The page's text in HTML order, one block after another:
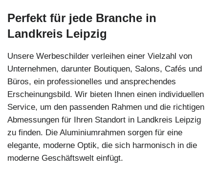
Perfekt für jede Branche in
Landkreis Leipzig
Unsere Werbeschilder verleihen einer Vielzahl von
Unternehmen, darunter Boutiquen, Salons, Cafés und
Büros, ein professionelles und ansprechendes
Erscheinungsbild. Wir bieten Ihnen einen individuellen
Service, um den passenden Rahmen und die richtigen
Abmessungen für Ihren Standort in Landkreis Leipzig
zu finden. Die Aluminiumrahmen sorgen für eine
elegante, moderne Optik, die sich harmonisch in die
moderne Geschäftswelt einfügt.